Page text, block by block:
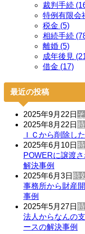
裁判手続
特例有限会
税金 (5)
相続手続
離婚 (5)
成年後見
借金 (17)
最近の投稿
2025年9月22日
2025年8月22日
ＩＣから削除し
2025年6月10日
POWERに譲渡
解決事例
2025年6月3日 時
事務所から財産
事例
2025年5月27日
法人からなんの
ースの解決事例